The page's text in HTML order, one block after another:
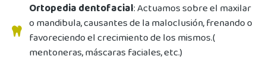
Ortopedia dentofacial: Actuamos sobre el maxilar
o mandibula, causantes de la maloclusión, frenando o
favoreciendo el crecimiento de los mismos.(
mentoneras, máscaras faciales, etc.)